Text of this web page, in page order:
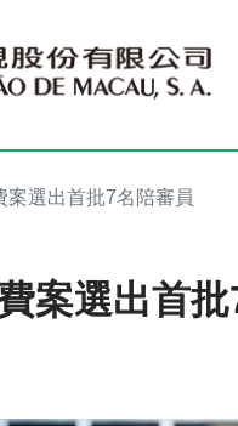
案選出首批7名陪審員
案選出首